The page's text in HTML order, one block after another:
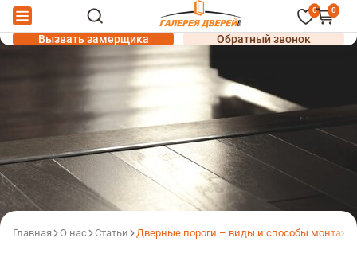
0 0
Вызвать замерщика Обратный звонок
Главная О нас Статьи Дверные пороги – виды и способы монтажа